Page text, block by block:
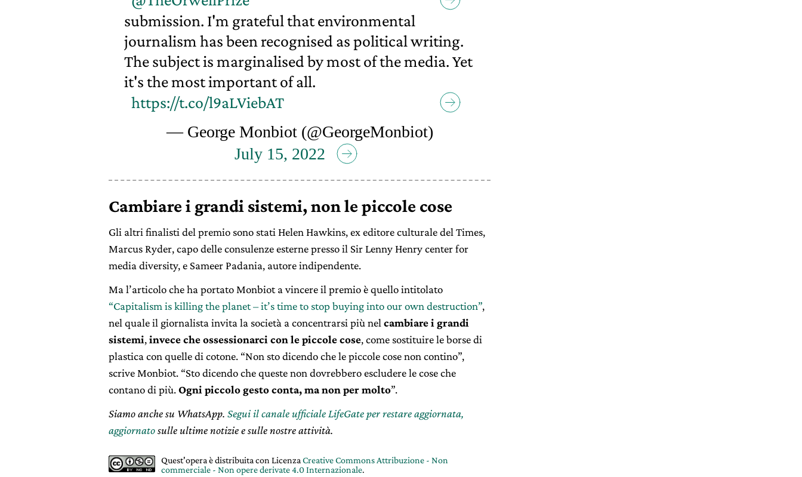
submission. I'm grateful that environmental
journalism has been recognised as political writing.
The subject is marginalised by most of the media. Yet
it's the most important of all.
https://t.co/l9aLViebAT
— George Monbiot (@GeorgeMonbiot)
July 15, 2022
Cambiare i grandi sistemi, non le piccole cose
Gli altri finalisti del premio sono stati Helen Hawkins, ex editore culturale del Times,
Marcus Ryder, capo delle consulenze esterne presso il Sir Lenny Henry center for
media diversity, e Sameer Padania, autore indipendente.
Ma l’articolo che ha portato Monbiot a vincere il premio è quello intitolato
“Capitalism is killing the planet – it’s time to stop buying into our own destruction”,
nel quale il giornalista invita la società a concentrarsi più nelcambiare i grandi
sistemi,invece che ossessionarci con le piccole cose, come sostituire le borse di
plastica con quelle di cotone. “Non sto dicendo che le piccole cose non contino”,
scrive Monbiot. “Sto dicendo che queste non dovrebbero escludere le cose che
contano di più.Ogni piccolo gesto conta, ma non per molto”.
Siamo anche su WhatsApp. Segui il canale ufficiale LifeGate per restare aggiornata,
aggiornatosulle ultime notizie e sulle nostre attività.
Quest'opera è distribuita con LicenzaCreative Commons Attribuzione - Non
commerciale - Non opere derivate 4.0 Internazionale.